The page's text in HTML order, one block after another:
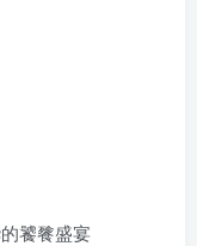
饕餮盛宴